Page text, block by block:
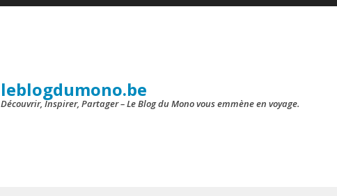
leblogdumono.be
Découvrir, Inspirer, Partager – Le Blog du Mono vous emmène en voyage.